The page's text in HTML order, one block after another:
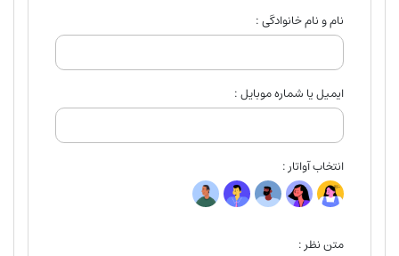
نام و نام خانوادگی :
ایمیل یا شماره موبایل :
انتخاب آواتار :
متن نظر :